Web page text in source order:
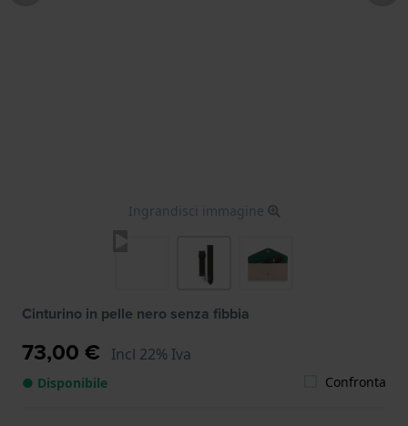
Ingrandisci immagine
Cinturino in pelle nero senza fibbia
73,00 € Incl 22% Iva
● Disponibile Confronta